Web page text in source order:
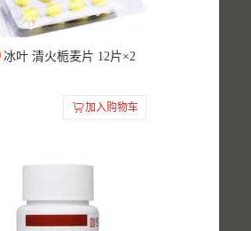
冰叶 清火栀麦片 12片×2
加入购物车